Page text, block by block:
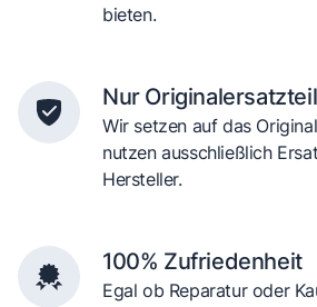
bieten.
Nur
Wir setzen auf das
nutzen ausschließlich
Hersteller.
100% Zufriedenheit
Egal ob Reparatur oder